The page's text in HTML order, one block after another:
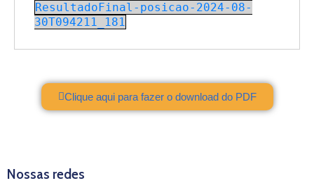
Transparência
AMCVALE
ResultadoFinal-posicao-2024-08-
30T094211_181
Clique aqui para fazer o download do PDF
Nossas redes